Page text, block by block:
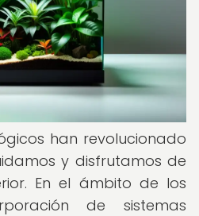
han revolucionado
y disfrutamos de
En el ámbito de los
de sistemas